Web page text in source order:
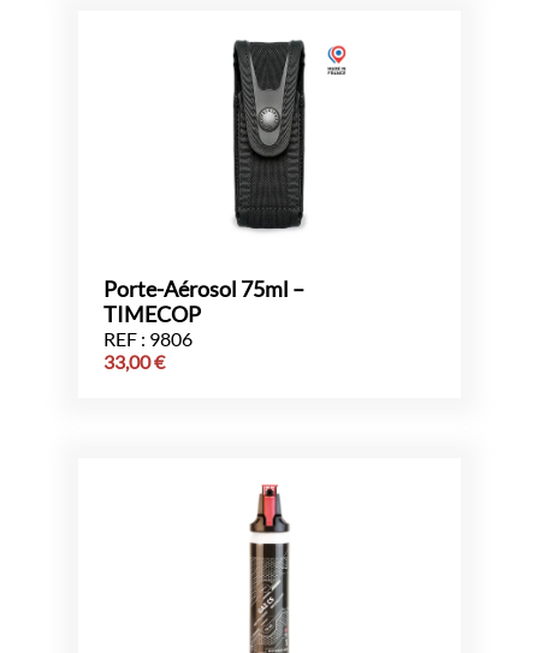
Porte-Aérosol 75ml –
TIMECOP
REF : 9806
33,00€